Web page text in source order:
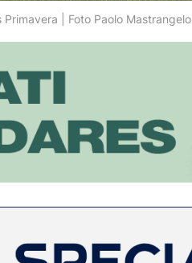
| Foto Paolo Mastrangelo